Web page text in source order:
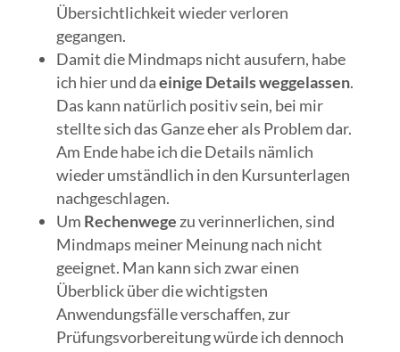
Übersichtlichkeit wieder verloren
gegangen.
Damit die Mindmaps nicht ausufern, habe
ich hier und daeinige Details weggelassen.
Das kann natürlich positiv sein, bei mir
stellte sich das Ganze eher als Problem dar.
Am Ende habe ich die Details nämlich
wieder umständlich in den Kursunterlagen
nachgeschlagen.
Um Rechenwege zu verinnerlichen, sind
Mindmaps meiner Meinung nach nicht
geeignet. Man kann sich zwar einen
Überblick über die wichtigsten
Anwendungsfälle verschaffen, zur
Prüfungsvorbereitung würde ich dennoch